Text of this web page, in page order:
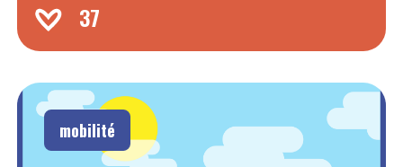
37
mobilité